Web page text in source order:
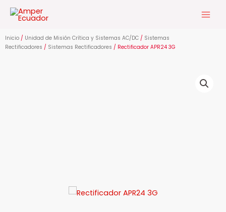
contenido
Inicio / Unidad de Misión Crítica y Sistemas AC/DC / Sistemas
Rectificadores / Sistemas Rectificadores / Rectificador APR24 3G